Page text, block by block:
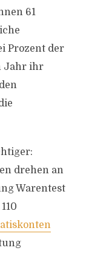
61
Prozent der
Jahr ihr
drehen an
Warentest